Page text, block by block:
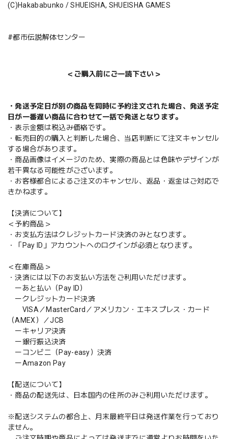
(C)Hakababunko / SHUEISHA, SHUEISHA GAMES
#都市伝説解体センター
＜ご購入前にご一読下さい＞
・発送予定日が別の商品を同時に予約注文された場合、発送予定
日が一番遅い商品に合わせて一括で発送となります。
・表示金額は税込み価格です。
・転売目的の購入と判断した場合、当店判断にて注文キャンセル
する場合があります。
・商品画像はイメージのため、実際の商品とは色味やデザインが
若干異なる可能性がございます。
・お客様都合によるご注文のキャンセル、返品・返金はご対応で
きかねます。
【決済について】
＜予約商品＞
・お支払方法はクレジットカード決済のみとなります。
・「Pay ID」アカウントへのログインが必須となります。
＜在庫商品＞
・決済には以下のお支払い方法をご利用いただけます。
ーあと払い（Pay ID）
ークレジットカード決済
VISA／MasterCard／アメリカン・エキスプレス・カード
（AMEX）／JCB
ーキャリア決済
ー銀行振込決済
ーコンビニ（Pay-easy）決済
ーAmazon Pay
【配送について】
・商品の配送先は、日本国内の住所のみご利用いただけます。
※配送システムの都合上、月末最終平日は発送作業を行っており
ません。